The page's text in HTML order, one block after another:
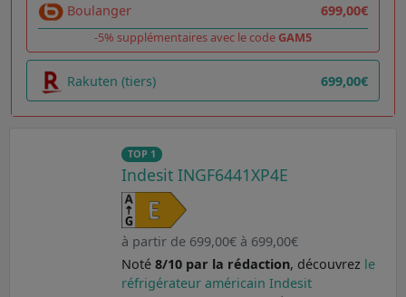
Boulanger 699,00€
-5% supplémentaires avec le code GAM5
Rakuten (tiers) 699,00€
TOP 1
Indesit INGF6441XP4E
à partir de 699,00€ à 699,00€
Noté 8/10 par la rédaction, découvrez le
réfrigérateur américain Indesit